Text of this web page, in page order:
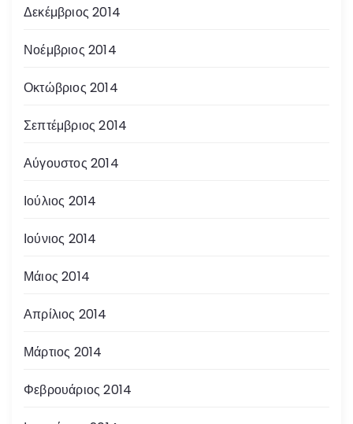
Δεκέμβριος 2014
Νοέμβριος 2014
Οκτώβριος 2014
Σεπτέμβριος 2014
Αύγουστος 2014
Ιούλιος 2014
Ιούνιος 2014
Μάιος 2014
Απρίλιος 2014
Μάρτιος 2014
Φεβρουάριος 2014